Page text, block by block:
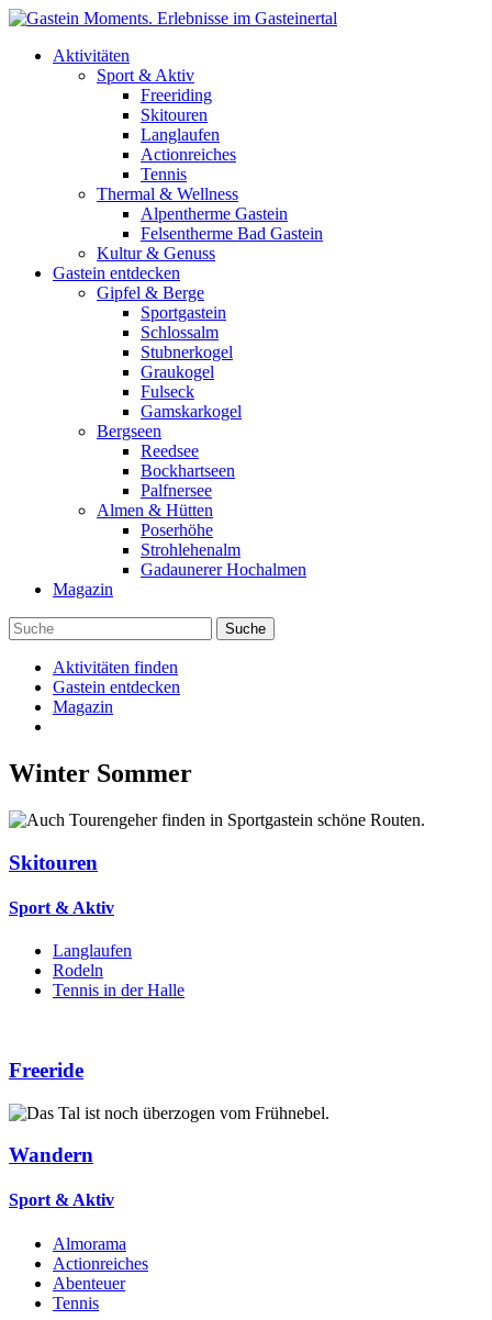
Direkt zum Inhalt
Aktivitäten
Sport & Aktiv
Freeriding
Skitouren
Langlaufen
Actionreiches
Tennis
Thermal & Wellness
Alpentherme Gastein
Felsentherme Bad Gastein
Kultur & Genuss
Gastein entdecken
Gipfel & Berge
Sportgastein
Schlossalm
Stubnerkogel
Graukogel
Fulseck
Gamskarkogel
Bergseen
Reedsee
Bockhartseen
Palfnersee
Almen & Hütten
Poserhöhe
Strohlehenalm
Gadaunerer Hochalmen
Magazin
Aktivitäten finden
Gastein entdecken
Magazin
Winter Sommer
Skitouren
Sport & Aktiv
Langlaufen
Rodeln
Tennis in der Halle
Freeride
Wandern
Sport & Aktiv
Almorama
Actionreiches
Abenteuer
Tennis